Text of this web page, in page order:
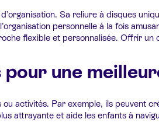
Sa reliure à disques
personnelle à la fois
flexible et personnalisée. Offrir
une
activités. Par exemple, ils peuvent
attrayante et aide les enfants à